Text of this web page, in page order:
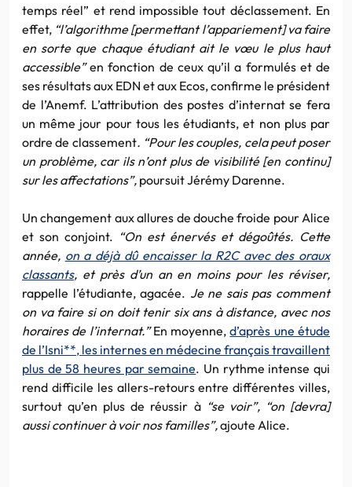
temps réel” et rend impossible tout déclassement. En
effet, “l’algorithme [permettant l’appariement] va faire
en sorte que chaque étudiant ait le vœu le plus haut
accessible”en fonction de ceux qu’il a formulés et de
ses résultats aux EDN et aux Ecos, confirme le président
de l’Anemf. L’attribution des postes d’internat se fera
un même jour pour tous les étudiants, et non plus par
ordre de classement. “Pour les couples, cela peut poser
un problème, car ils n’ont plus de visibilité [en continu]
sur les affectations”, poursuit Jérémy Darenne.
Un changement aux allures de douche froide pour Alice
et son conjoint. “On est énervés et dégoûtés. Cette
année, on a déjà dû encaisser la R2C avec des oraux
classants, et près d’un an en moins pour les réviser,
rappelle l’étudiante, agacée. Je ne sais pas comment
on va faire si on doit tenir six ans à distance, avec nos
horaires de l’internat.”En moyenne,d’après une étude
de l’Isni**, les internes en médecine français travaillent
plus de 58 heures par semaine. Un rythme intense qui
rend difficile les allers-retours entre différentes villes,
surtout qu’en plus de réussir à“se voir”, “on [devra]
aussi continuer à voir nos familles”,ajoute Alice.